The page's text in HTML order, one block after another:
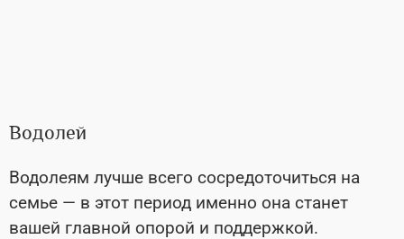
Водолей
Водолеям лучше всего сосредоточиться на
семье — в этот период именно она станет
вашей главной опорой и поддержкой.